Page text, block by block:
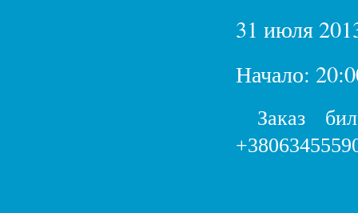
31 июля
Начало:
Заказ